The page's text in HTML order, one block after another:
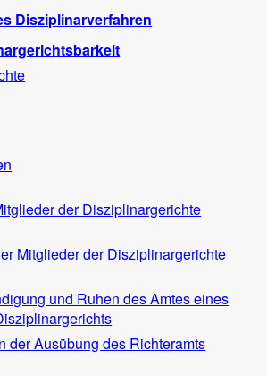
Disziplinarverfahren
der Disziplinargerichte
Mitglieder der Disziplinargerichte
und Ruhen des Amtes eines
der Ausübung des Richteramts